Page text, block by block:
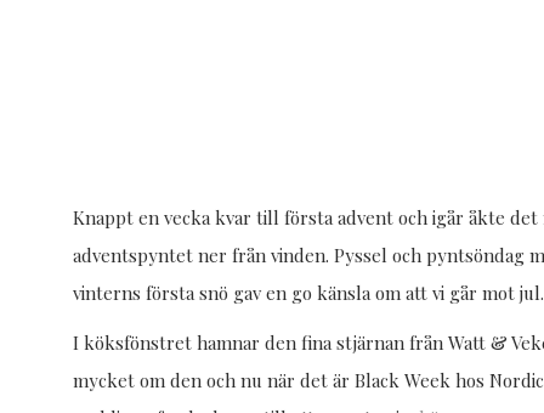
Knappt en vecka kvar till första advent och igår åkte det
adventspyntet ner från vinden. Pyssel och pyntsöndag
vinterns första snö gav en go känsla om att vi går mot jul.
I köksfönstret hamnar den fina stjärnan från Watt &
mycket om den och nu när det är Black Week hos